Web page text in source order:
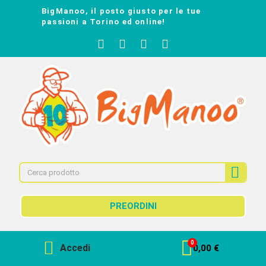
BigManoo, il posto giusto per le tue
passioni a Torino ed online!
PREORDINI
Accedi 0,00 €